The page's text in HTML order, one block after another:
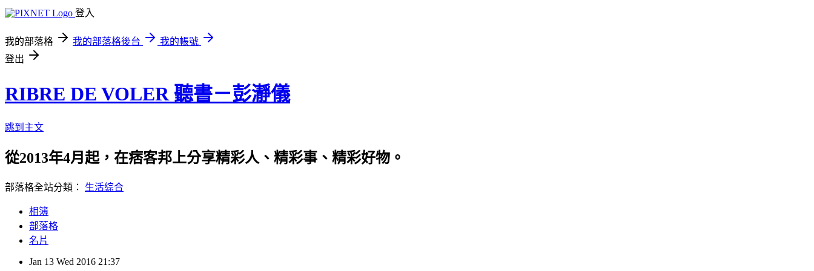
登入
我的部落格 我的部落格後台
我的帳號
登出
RIBRE DE VOLER 聽書－彭瀞儀
跳到主文
從2013年4月起，在痞客邦上分享精彩人、精彩事、精彩好物。
部落格全站分類： 生活綜合
相簿
部落格
名片
Jan 13 Wed 2016 21:37